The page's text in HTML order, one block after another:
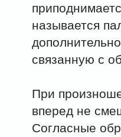
называется
связанную с
При
вперед не
Согласные